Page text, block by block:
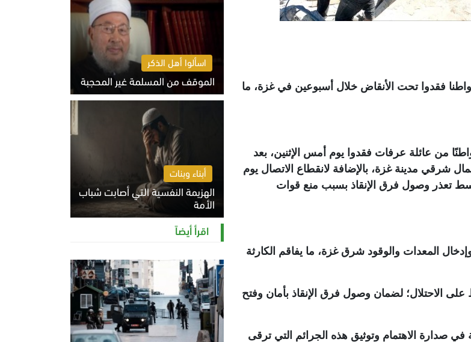
المركز الفلسطيني للمفقودين والمخفيين قسراً، أنّ 350 مواطنا فقدوا تحت الأنقاض خلال أسبوعين في غزة، ما
في تصريحٍ صادرٍ عنه، اليوم الثلاثاء: إن نحو 20 مواطنًا من عائلة عرفات فقدوا يوم أمس الإثنين، بعد
شمال شرقي مدينة غزة، بالإضافة لانقطاع الاتصال يوم
عبده ومسلم، وسط تعذر وصول فرق الإنقاذ بسبب منع قوات
المعدات والوقود شرق غزة، ما يفاقم الكارثة
الاحتلال؛ لضمان وصول فرق الإنقاذ بأمان وفتح
في صدارة الاهتمام وتوثيق هذه الجرائم التي ترقى
اسألوا أهل الذكر
الموقف من المسلمة غير المحجبة
الخميس 6 أغسطس 2026 10:45 ص
أبناء وبنات
الهزيمة النفسية التي أصابت شباب
الأمة
الخميس 6 أغسطس 2026 11:12 ص
اقرأ أيضاً